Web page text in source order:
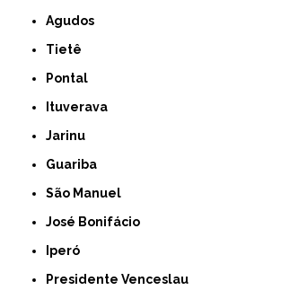
Agudos
Tietê
Pontal
Ituverava
Jarinu
Guariba
São Manuel
José Bonifácio
Iperó
Presidente Venceslau